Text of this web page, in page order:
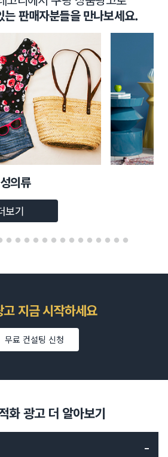
는 판매자분들을 만나보세요.
의류
보기
고 지금 시작하세요
무료 컨설팅 신청
화 광고 더 알아보기